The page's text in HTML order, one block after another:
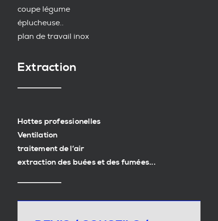
coupe légume
éplucheuse..
plan de travail inox
Extraction
Hottes professionelles
Ventilation
traitement de l’air
extraction des buées et des fumées...